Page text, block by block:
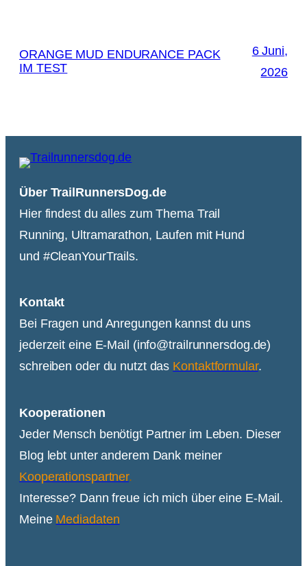
ORANGE MUD ENDURANCE PACK
IM TEST
6 Juni,
2026
Über TrailRunnersDog.de
Hier findest du alles zum Thema Trail
Running, Ultramarathon, Laufen mit Hund
und #CleanYourTrails.
Kontakt
Bei Fragen und Anregungen kannst du uns
jederzeit eine E-Mail (info@trailrunnersdog.de)
schreiben oder du nutzt das Kontaktformular.
Kooperationen
Jeder Mensch benötigt Partner im Leben. Dieser
Blog lebt unter anderem Dank meiner
Kooperationspartner.
Interesse? Dann freue ich mich über eine E-Mail.
Meine Mediadaten